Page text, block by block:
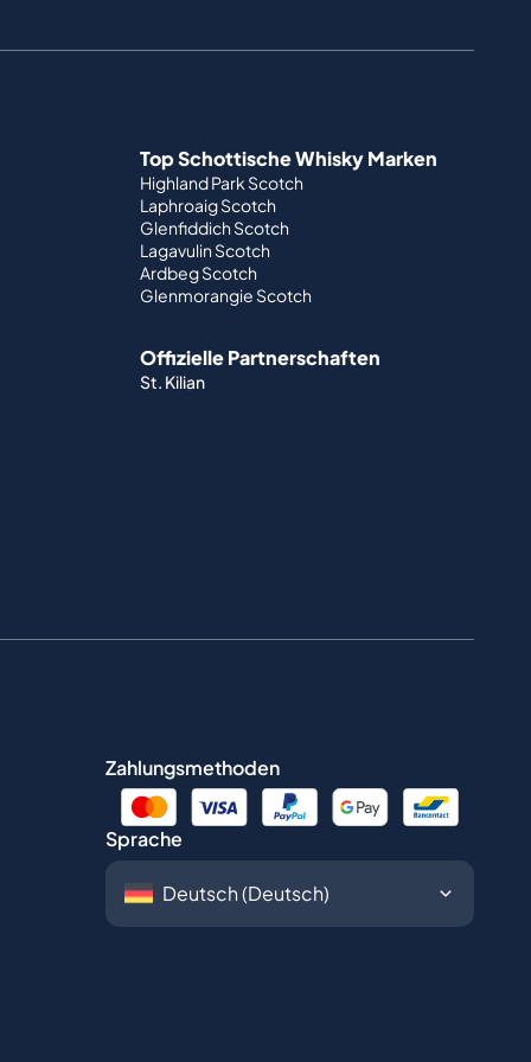
Top Schottische Whisky Marken
Highland Park Scotch
Laphroaig Scotch
Glenfiddich Scotch
Lagavulin Scotch
Ardbeg Scotch
Glenmorangie Scotch
Offizielle Partnerschaften
St. Kilian
Zahlungsmethoden
Sprache